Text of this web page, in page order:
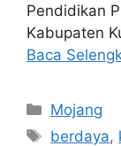
Pendidikan
Kabupaten
Baca
Kategori
Mojang
Tag
berdaya,